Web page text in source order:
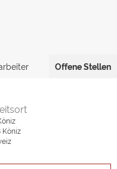
Offene Stellen
Köniz